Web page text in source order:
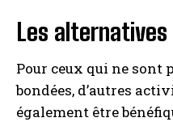
Les
Pour ceux qui ne sont
bondées, d’autres
également être